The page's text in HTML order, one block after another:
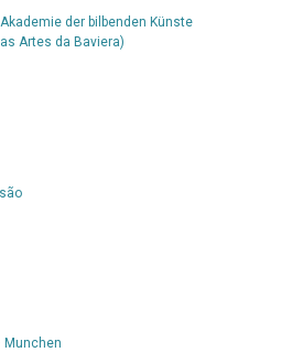
der bilbenden Künste
Artes da Baviera)
Munchen